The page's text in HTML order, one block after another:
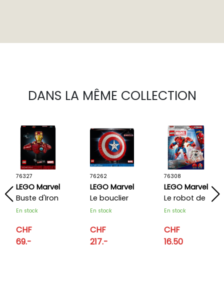
DANS LA MÊME COLLECTION
76327
LEGO Marvel
Buste d'Iron
Man MK4
En stock
CHF
69.-
76262
LEGO Marvel
Le bouclier
de Captain
En stock
CHF
217.-
76308
LEGO Marvel
Le robot de
Spider-Man
Venom
En stock
CHF
16.50